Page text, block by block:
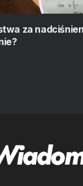
za